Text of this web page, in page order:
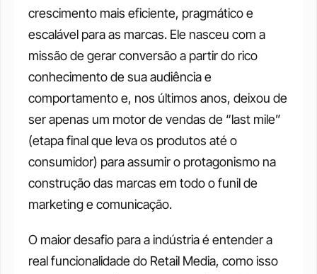
crescimento mais eficiente, pragmático e
escalável para as marcas. Ele nasceu com a
missão de gerar conversão a partir do rico
conhecimento de sua audiência e
comportamento e, nos últimos anos, deixou de
ser apenas um motor de vendas de “last mile”
(etapa final que leva os produtos até o
consumidor) para assumir o protagonismo na
construção das marcas em todo o funil de
marketing e comunicação.
O maior desafio para a indústria é entender a
real funcionalidade do Retail Media, como isso